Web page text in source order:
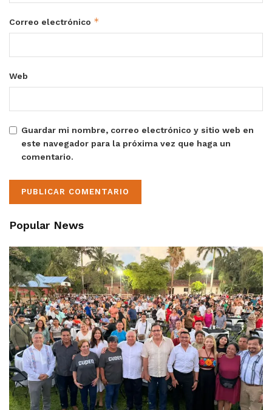
Correo electrónico *
Web
Guardar mi nombre, correo electrónico y sitio web en
este navegador para la próxima vez que haga un
comentario.
Popular News